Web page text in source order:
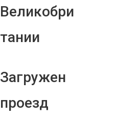
Великобри
тании
Загружен
проезд